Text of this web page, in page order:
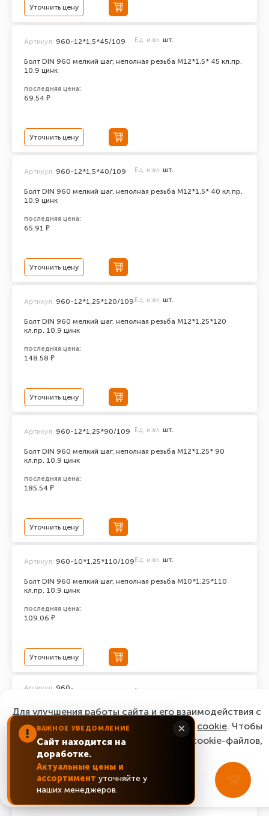
Уточнить цену
Болт DIN 960 мелкий шаг, неполная резьба M12*1,5* 45 кл.пр.
10.9 цинк
Артикул: 960-12*1,5*45/109 Ед. изм. шт.
последняя цена:
69.54 ₽
Уточнить цену
Болт DIN 960 мелкий шаг, неполная резьба M12*1,5* 40 кл.пр.
10.9 цинк
Артикул: 960-12*1,5*40/109 Ед. изм. шт.
последняя цена:
65.91 ₽
Уточнить цену
Болт DIN 960 мелкий шаг, неполная резьба M12*1,25*120
кл.пр. 10.9 цинк
Артикул: 960-12*1,25*120/109 Ед. изм. шт.
последняя цена:
148.58 ₽
Уточнить цену
Болт DIN 960 мелкий шаг, неполная резьба M12*1,25* 90
кл.пр. 10.9 цинк
Артикул: 960-12*1,25*90/109 Ед. изм. шт.
последняя цена:
185.54 ₽
Уточнить цену
Болт DIN 960 мелкий шаг, неполная резьба M10*1,25*110
кл.пр. 10.9 цинк
Артикул: 960-10*1,25*110/109Ед. изм. шт.
последняя цена:
109.06 ₽
Уточнить цену
Болт DIN 960 мелкий шаг, неполная резьба M10*1,25*100
Артикул: 960-
Ед. изм.
последняя цена:
Уточнить цену
! ВАЖНОЕ УВЕДОМЛЕНИЕ
Сайт находится на
доработке.
Актуальные цены и
ассортимент уточняйте у
наших менеджеров.
×
Для улучшения работы сайта и его взаимодействия с
пользователями мы используем файлы cookie. Чтобы
согласиться с нашим использованием cookie-файлов,
нажмите “Ок, понятно!”
ОК, понятно!